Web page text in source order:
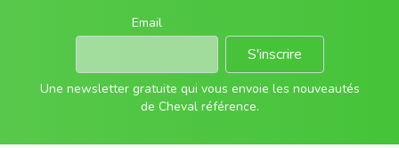
Email
S'inscrire
Une newsletter gratuite qui vous envoie les nouveautés
de Cheval référence.